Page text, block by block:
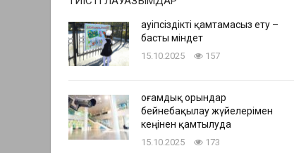
Қауіпсіздікті қамтамасыз ету –
басты міндет
15.10.2025 157
Қоғамдық орындар
бейнебақылау жүйелерімен
кеңінен қамтылуда
15.10.2025 173